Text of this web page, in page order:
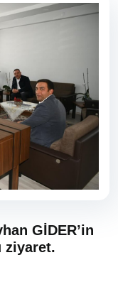
GİDER’in
ziyaret.